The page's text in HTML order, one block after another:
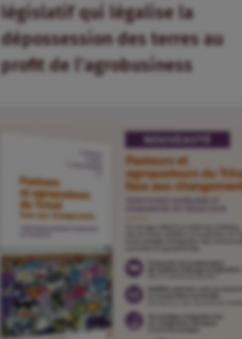
législatif qui légalise la
dépossession des terres au
profit de l’agrobusiness